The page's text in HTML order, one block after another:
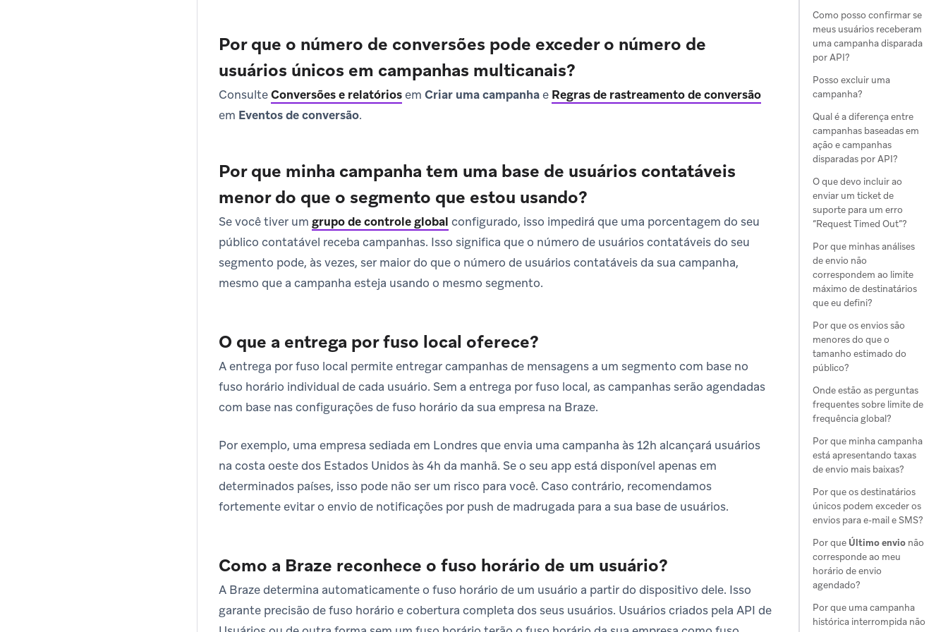
Por que o número de conversões pode exceder o número de
usuários únicos em campanhas multicanais?
ConsulteConversões e relatóriosem Criar uma campanhae Regras de rastreamento de conversão
em Eventos de conversão.
Por que minha campanha tem uma base de usuários contatáveis
menor do que o segmento que estou usando?
Se você tiver um grupo de controle global configurado, isso impedirá que uma porcentagem do seu
público contatável receba campanhas. Isso significa que o número de usuários contatáveis do seu
segmento pode, às vezes, ser maior do que o número de usuários contatáveis da sua campanha,
mesmo que a campanha esteja usando o mesmo segmento.
O que a entrega por fuso local oferece?
A entrega por fuso local permite entregar campanhas de mensagens a um segmento com base no
fuso horário individual de cada usuário. Sem a entrega por fuso local, as campanhas serão agendadas
com base nas configurações de fuso horário da sua empresa na Braze.
Por exemplo, uma empresa sediada em Londres que envia uma campanha às 12h alcançará usuários
na costa oeste dos Estados Unidos às 4h da manhã. Se o seu app está disponível apenas em
determinados países, isso pode não ser um risco para você. Caso contrário, recomendamos
fortemente evitar o envio de notificações por push de madrugada para a sua base de usuários.
Como a Braze reconhece o fuso horário de um usuário?
A Braze determina automaticamente o fuso horário de um usuário a partir do dispositivo dele. Isso
garante precisão de fuso horário e cobertura completa dos seus usuários. Usuários criados pela API de
Como posso confirmar se
meus usuários receberam
uma campanha disparada
por API?
Posso excluir uma
campanha?
Qual é a diferença entre
campanhas baseadas em
ação e campanhas
disparadas por API?
O que devo incluir ao
enviar um ticket de
suporte para um erro
“Request Timed Out”?
Por que minhas análises
de envio não
correspondem ao limite
máximo de destinatários
que eu defini?
Por que os envios são
menores do que o
tamanho estimado do
público?
Onde estão as perguntas
frequentes sobre limite de
frequência global?
Por que minha campanha
está apresentando taxas
de envio mais baixas?
Por que os destinatários
únicos podem exceder os
envios para e-mail e SMS?
Por que Último envio não
corresponde ao meu
horário de envio
agendado?
Por que uma campanha
histórica interrompida não